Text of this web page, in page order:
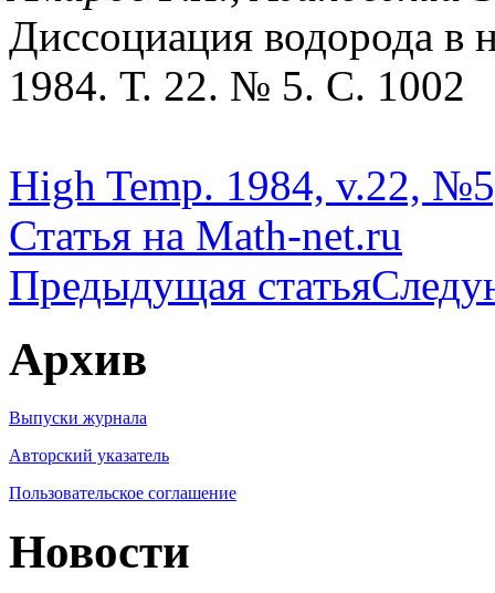
Диссоциация водорода в
1984. Т. 22. № 5. С. 1002
High Temp. 1984, v.22,
Статья на Math-net.ru
Предыдущая статья
Архив
Выпуски журнала
Авторский указатель
Пользовательское соглашение
Новости